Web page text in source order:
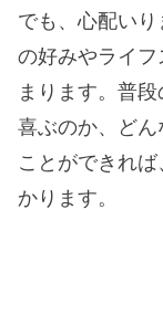
でも、心配い
の好みやライ
まります。普
喜ぶのか、ど
ことができれ
かります。